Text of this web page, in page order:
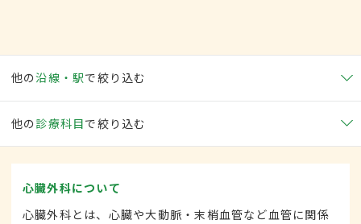
他の沿線・駅で絞り込む
他の 診療科目で絞り込む
心臓外科について
心臓外科とは、心臓や大動脈・末梢血管など血管に関係